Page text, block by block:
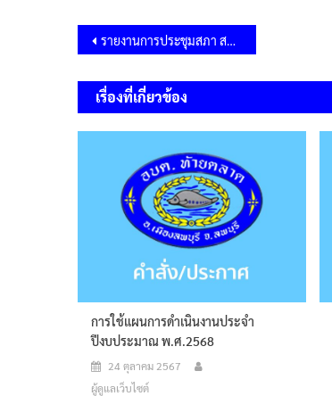
แนะแนว
เรื่อง
รายงานการประชุมสภา สมัยวิสามัญ สมัยที่ 1 ครั้งที่ 1/2566
เรื่องที่เกี่ยวข้อง
การใช้แผนการดำเนินงานประจำ
ปีงบประมาณ พ.ศ.2568
24 ตุลาคม 2567
ผู้ดูแลเว็บไซต์